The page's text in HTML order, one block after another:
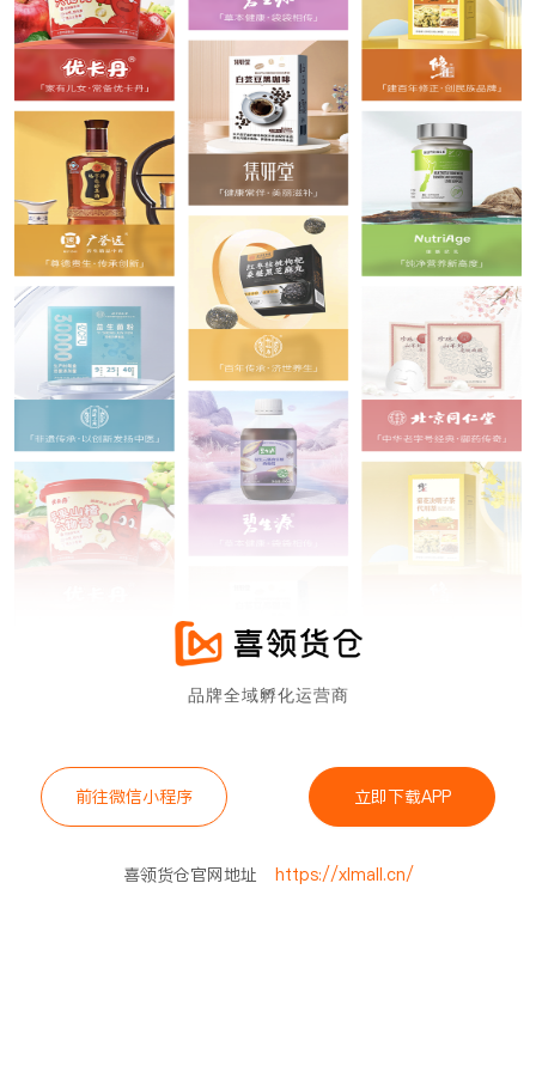
品牌全域孵化运营商
前往微信小程序 立即下载APP
喜领货仓官网地址 https://xlmall.cn/